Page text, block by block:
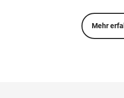
Mehr